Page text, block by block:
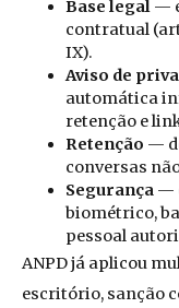
Base legal —
contratual
IX).
Aviso de
automática
retenção e
Retenção —
conversas
Segurança —
biométrico,
pessoal
ANPD já aplicou
escritório, sanção